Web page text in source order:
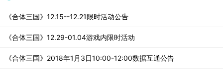
《合体三国》12.15--12.21限时活动公告
《合体三国》12.29-01.04游戏内限时活动
《合体三国》2018年1月3日10:00-12:00数据互通公告